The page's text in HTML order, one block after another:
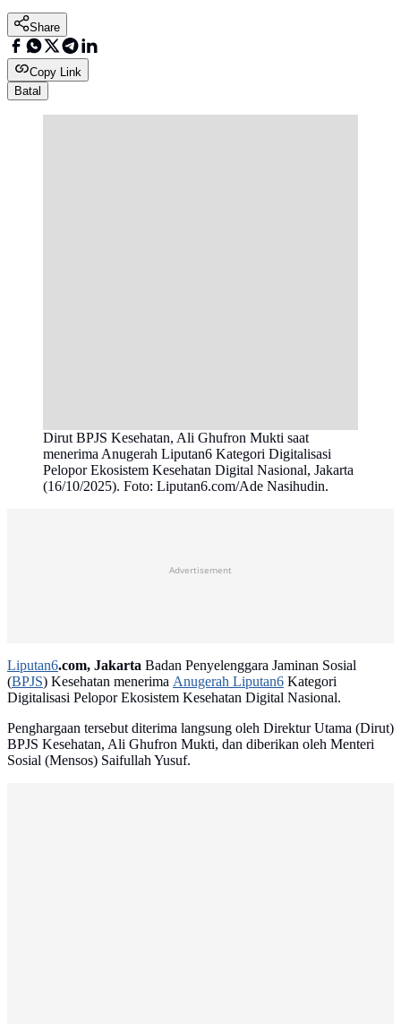
Share
Copy Link
Batal
Dirut BPJS Kesehatan, Ali Ghufron Mukti saat
menerima Anugerah Liputan6 Kategori Digitalisasi
Pelopor Ekosistem Kesehatan Digital Nasional, Jakarta
(16/10/2025). Foto: Liputan6.com/Ade Nasihudin.
Advertisement
Liputan6.com, Jakarta Badan Penyelenggara Jaminan Sosial
(BPJS) Kesehatan menerima Anugerah Liputan6 Kategori
Digitalisasi Pelopor Ekosistem Kesehatan Digital Nasional.
Penghargaan tersebut diterima langsung oleh Direktur Utama (Dirut)
BPJS Kesehatan, Ali Ghufron Mukti, dan diberikan oleh Menteri
Sosial (Mensos) Saifullah Yusuf.